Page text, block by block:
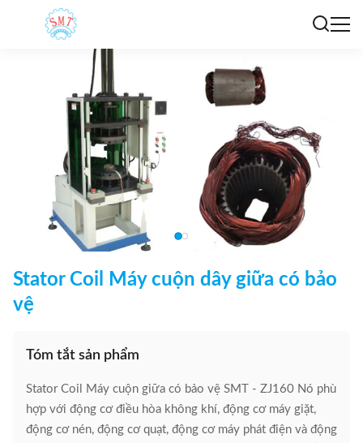
Stator Coil Máy cuộn dây giữa có bảo
vệ
Tóm tắt sản phẩm
Stator Coil Máy cuộn giữa có bảo vệ SMT - ZJ160 Nó phù
hợp với động cơ điều hòa không khí, động cơ máy giặt,
động cơ nén, động cơ quạt, động cơ máy phát điện và động